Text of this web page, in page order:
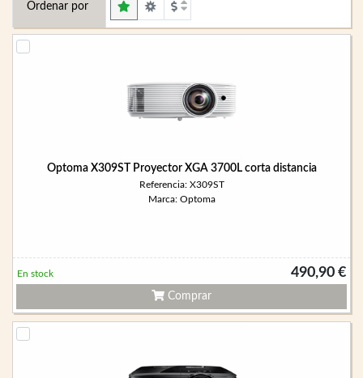
Ordenar por
Optoma X309ST Proyector XGA 3700L corta distancia
Referencia: X309ST
Marca: Optoma
490,90 €
En stock
Comprar